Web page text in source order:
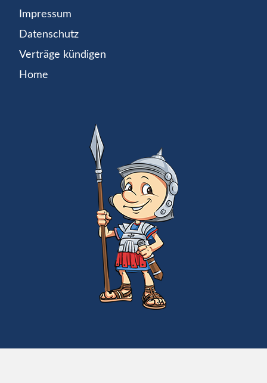
Impressum
Datenschutz
Verträge kündigen
Home